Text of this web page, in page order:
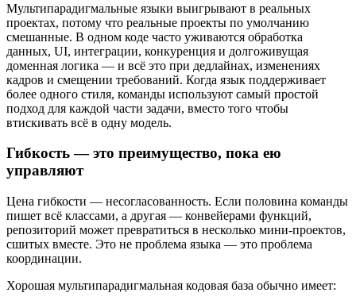
Мультипарадигмальные языки выигрывают в реальных
проектах, потому что реальные проекты по умолчанию
смешанные. В одном коде часто уживаются обработка
данных, UI, интеграции, конкуренция и долгоживущая
доменная логика — и всё это при дедлайнах, изменениях
кадров и смещении требований. Когда язык поддерживает
более одного стиля, команды используют самый простой
подход для каждой части задачи, вместо того чтобы
втискивать всё в одну модель.
Гибкость — это преимущество, пока ею
управляют
Цена гибкости — несогласованность. Если половина команды
пишет всё классами, а другая — конвейерами функций,
репозиторий может превратиться в несколько мини-проектов,
сшитых вместе. Это не проблема языка — это проблема
координации.
Хорошая мультипарадигмальная кодовая база обычно имеет: